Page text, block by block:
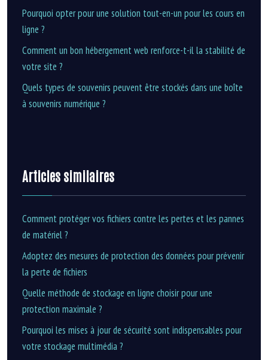
Pourquoi opter pour une solution tout-en-un pour les cours en
ligne ?
Comment un bon hébergement web renforce-t-il la stabilité de
votre site ?
Quels types de souvenirs peuvent être stockés dans une boîte
à souvenirs numérique ?
Articles similaires
Comment protéger vos fichiers contre les pertes et les pannes
de matériel ?
Adoptez des mesures de protection des données pour prévenir
la perte de fichiers
Quelle méthode de stockage en ligne choisir pour une
protection maximale ?
Pourquoi les mises à jour de sécurité sont indispensables pour
votre stockage multimédia ?